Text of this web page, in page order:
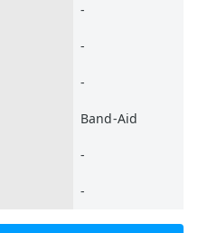
-
-
-
Band-Aid
-
-